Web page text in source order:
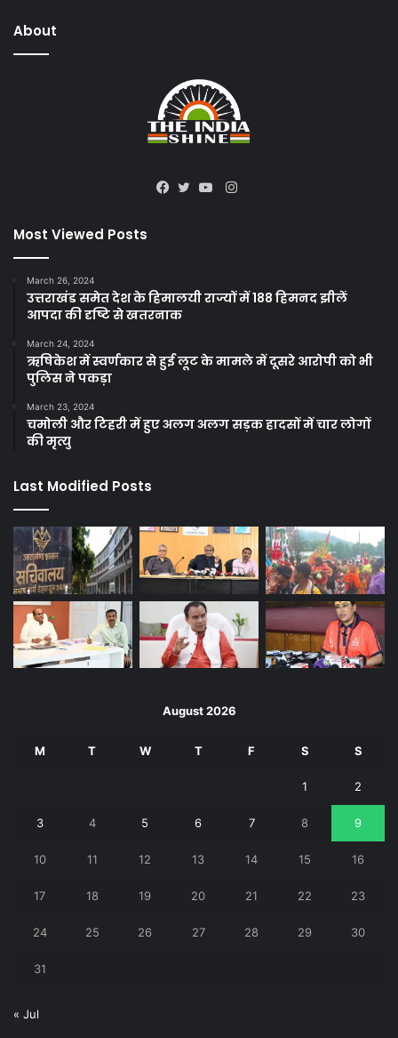
About
Instagram
Most Viewed Posts
March 26, 2024
उत्तराखंड समेत देश के हिमालयी राज्यों में 188 हिमनद झीलें
आपदा की दृष्टि से खतरनाक
March 24, 2024
ऋषिकेश में स्वर्णकार से हुई लूट के मामले में दूसरे आरोपी को भी
पुलिस ने पकड़ा
March 23, 2024
चमोली और टिहरी में हुए अलग अलग सड़क हादसों में चार लोगों
की मृत्यु
Last Modified Posts
August 2026
M T W T F S S
1 2
3 4 5 6 7 8 9
10 11 12 13 14 15 16
17 18 19 20 21 22 23
24 25 26 27 28 29 30
31
« Jul